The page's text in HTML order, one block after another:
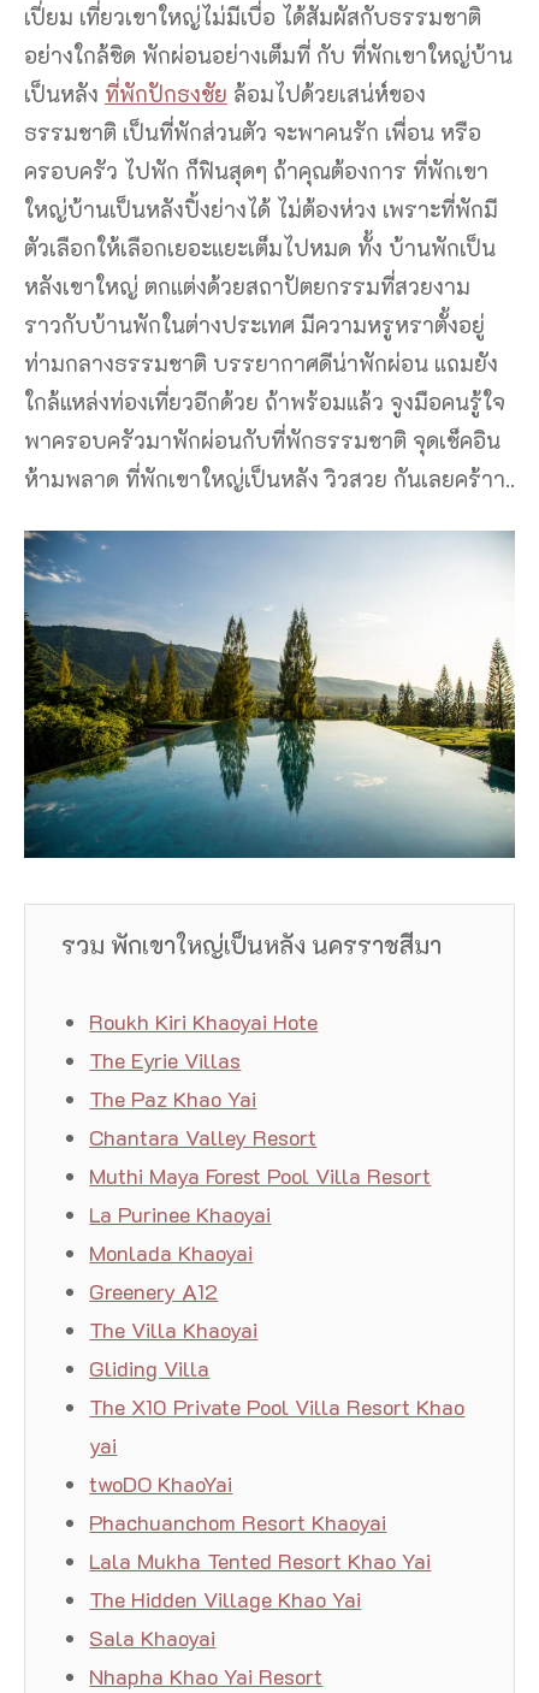
เปี่ยม เที่ยวเขาใหญ่ไม่มีเบื่อ ได้สัมผัสกับธรรมชาติ
อย่างใกล้ชิด พักผ่อนอย่างเต็มที่ กับ ที่พักเขาใหญ่บ้าน
เป็นหลัง ที่พักปักธงชัย ล้อมไปด้วยเสน่ห์ของ
ธรรมชาติ เป็นที่พักส่วนตัว จะพาคนรัก เพื่อน หรือ
ครอบครัว ไปพัก ก็ฟินสุดๆ ถ้าคุณต้องการ ที่พักเขา
ใหญ่บ้านเป็นหลังปิ้งย่างได้ ไม่ต้องห่วง เพราะที่พักมี
ตัวเลือกให้เลือกเยอะแยะเต็มไปหมด ทั้ง บ้านพักเป็น
หลังเขาใหญ่ ตกแต่งด้วยสถาปัตยกรรมที่สวยงาม
ราวกับบ้านพักในต่างประเทศ มีความหรูหราตั้งอยู่
ท่ามกลางธรรมชาติ บรรยากาศดีน่าพักผ่อน แถมยัง
ใกล้แหล่งท่องเที่ยวอีกด้วย ถ้าพร้อมแล้ว จูงมือคนรู้ใจ
พาครอบครัวมาพักผ่อนกับที่พักธรรมชาติ จุดเช็คอิน
ห้ามพลาด ที่พักเขาใหญ่เป็นหลัง วิวสวย กันเลยคร้าา..
รวม พักเขาใหญ่เป็นหลัง นครราชสีมา
Roukh Kiri Khaoyai Hote
The Eyrie Villas
The Paz Khao Yai
Chantara Valley Resort
Muthi Maya Forest Pool Villa Resort
La Purinee Khaoyai
Monlada Khaoyai
Greenery A12
The Villa Khaoyai
Gliding Villa
The X10 Private Pool Villa Resort Khao
yai
twoDO KhaoYai
Phachuanchom Resort Khaoyai
Lala Mukha Tented Resort Khao Yai
The Hidden Village Khao Yai
Sala Khaoyai
Nhapha Khao Yai Resort